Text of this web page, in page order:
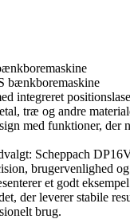
integreret
træ og andre
med funktioner, der
Scheppach
brugervenlighed
et godt
der leverer stabile
brug.